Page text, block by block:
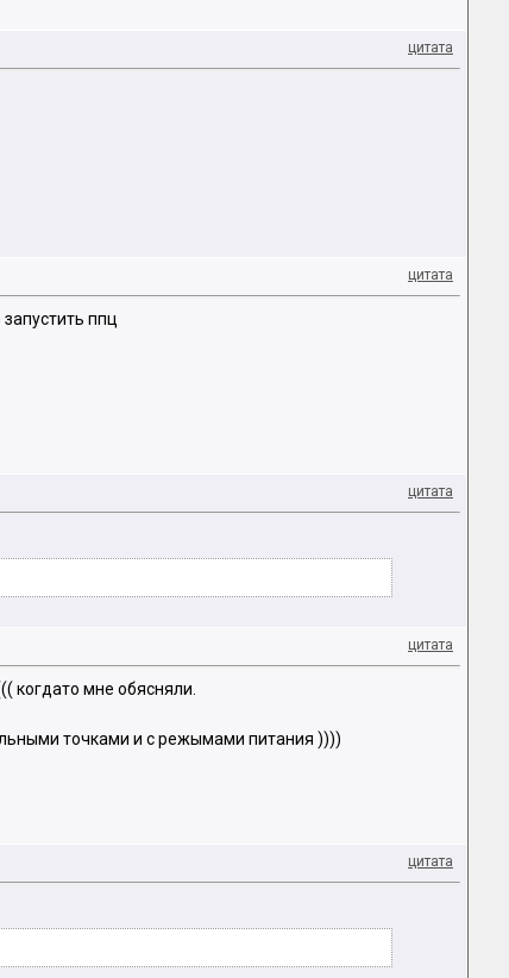
цитата
цитата
ппц
цитата
цитата
когдато мне обясняли.
точками и с режымами питания ))))
цитата